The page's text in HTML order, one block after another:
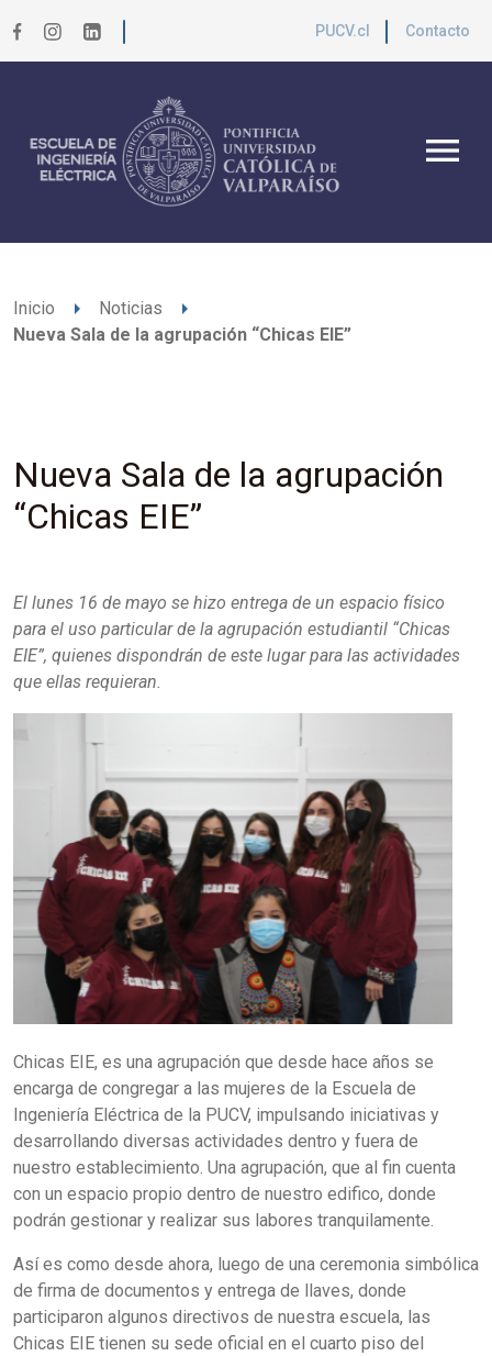
PUCV.cl Contacto
menu
Inicio arrow_right Noticias arrow_right
Nueva Sala de la agrupación “Chicas EIE”
Nueva Sala de la agrupación
“Chicas EIE”
El lunes 16 de mayo se hizo entrega de un espacio físico
para el uso particular de la agrupación estudiantil “Chicas
EIE”, quienes dispondrán de este lugar para las actividades
que ellas requieran.
Chicas EIE, es una agrupación que desde hace años se
encarga de congregar a las mujeres de la Escuela de
Ingeniería Eléctrica de la PUCV, impulsando iniciativas y
desarrollando diversas actividades dentro y fuera de
nuestro establecimiento. Una agrupación, que al fin cuenta
con un espacio propio dentro de nuestro edifico, donde
podrán gestionar y realizar sus labores tranquilamente.
Así es como desde ahora, luego de una ceremonia simbólica
de firma de documentos y entrega de llaves, donde
participaron algunos directivos de nuestra escuela, las
Chicas EIE tienen su sede oficial en el cuarto piso del